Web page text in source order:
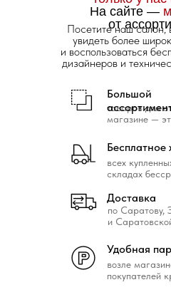
возле
покупателей
Удобная
всех
складах
Бесплатное
товаров для
магазине —
Большой
по Саратову,
и
Доставка
На сайте —
от
Посетите наш салон,
увидеть более
и воспользоваться
дизайнеров и